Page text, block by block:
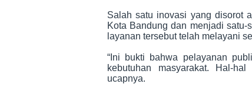
Salah satu inovasi yang disorot
Kota Bandung dan menjadi
layanan tersebut telah melayani
“Ini bukti bahwa pelayanan
kebutuhan masyarakat. Hal-
ucapnya.